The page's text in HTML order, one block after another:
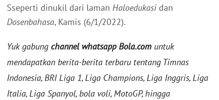
Sseperti dinukil dari laman Haloedukasi dan
Dosenbahasa, Kamis (6/1/2022).
Yuk gabung channel whatsapp Bola.com untuk
mendapatkan berita-berita terbaru tentang Timnas
Indonesia, BRI Liga 1, Liga Champions, Liga Inggris, Liga
Italia, Liga Spanyol, bola voli, MotoGP, hingga